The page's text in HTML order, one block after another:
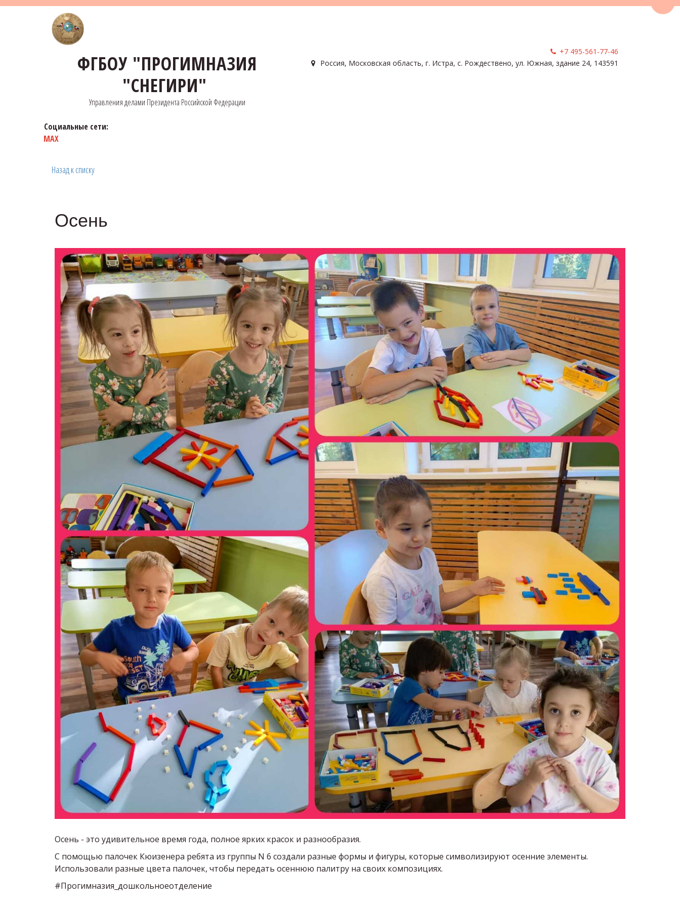
ФГБОУ "ПРОГИМНАЗИЯ
"СНЕГИРИ"
Управления делами Президента Российской Федерации
Социальные сети:
MAX
+7 495-561-77-46
Россия, Московская область, г. Истра, с. Рождествено, ул. Южная, здание 24, 143591
Назад к списку
Осень
Осень - это удивительное время года, полное ярких красок и разнообразия.
С помощью палочек Кюизенера ребята из группы N 6 создали разные формы и фигуры, которые символизируют осенние элементы.
Использовали разные цвета палочек, чтобы передать осеннюю палитру на своих композициях.
#Прогимназия_дошкольноеотделение